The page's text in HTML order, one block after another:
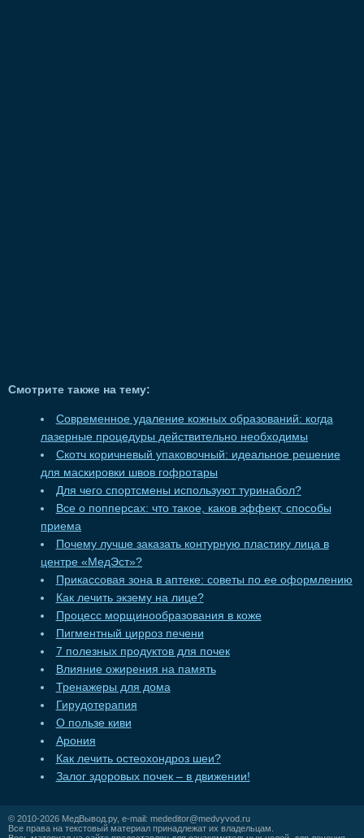
Смотрите также на тему:
Современное удаление кожных образований: когда
лазерные процедуры действительно необходимы
Скотч коричневый упаковочный: идеальное решение
для маскировки швов гофротары
Для чего спортсмены используют туринабол?
Все о попперсах: что такое, каков эффект, способы
приема
Почему лучше заказать контурную пластику лица в
центре «МедЭст»?
Прикассовая зона в аптеке: советы по ее оформлению
Как лечить экзему на лице?
Процесс морщинообразования в коже
Пигментный цирроз печени
7 полезных продуктов для почек
Влияние ожирения на память
Тренажеры для дома
Гирудотерапия
О пользе киви
Арония
Как лечить остеохондроз шеи?
Залог здоровых почек – в движении!
© 2010-2026 МедВывод.ру, e-mail: mededitor@medvyvod.ru
Все права на текстовый материал принадлежат их владельцам.